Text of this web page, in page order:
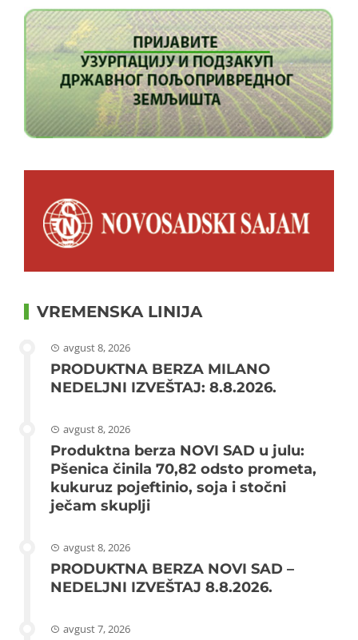
VREMENSKA LINIJA
avgust 8, 2026
PRODUKTNA BERZA MILANO
NEDELJNI IZVEŠTAJ: 8.8.2026.
avgust 8, 2026
Produktna berza NOVI SAD u julu:
Pšenica činila 70,82 odsto prometa,
kukuruz pojeftinio, soja i stočni
ječam skuplji
avgust 8, 2026
PRODUKTNA BERZA NOVI SAD –
NEDELJNI IZVEŠTAJ 8.8.2026.
avgust 7, 2026